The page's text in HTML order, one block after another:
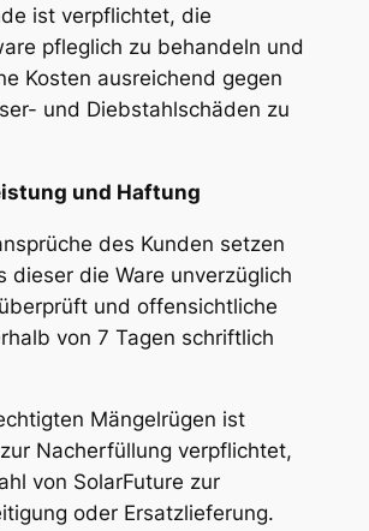
ist verpflichtet, die
pfleglich zu behandeln und
Kosten ausreichend gegen
und Diebstahlschäden zu
und Haftung
des Kunden setzen
dieser die Ware unverzüglich
und offensichtliche
von 7 Tagen schriftlich
Mängelrügen ist
Nacherfüllung verpflichtet,
von SolarFuture zur
oder Ersatzlieferung.